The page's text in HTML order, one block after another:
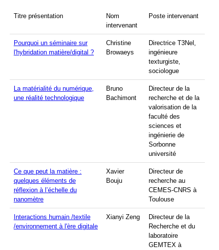
Titre présentation
Nom
intervenant
Poste intervenant
Pourquoi un séminaire sur
l'hybridation matière/digital ?
Christine
Browaeys
Directrice T3Nel,
ingénieure
texturgiste,
sociologue
La matérialité du numérique,
une réalité technologique
Bruno
Bachimont
Directeur de la
recherche et de la
valorisation de la
faculté des
sciences et
ingénierie de
Sorbonne
université
Ce que peut la matière :
quelques éléments de
réflexion à l’échelle du
nanomètre
Xavier
Bouju
Directeur de
recherche au
CEMES-CNRS à
Toulouse
Interactions humain /textile
/environnement à l'ère digitale
Xianyi Zeng
Directeur de la
Recherche et du
laboratoire
GEMTEX à